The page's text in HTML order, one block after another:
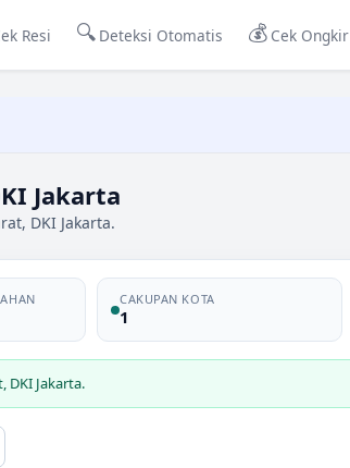
Resi 🔍 Deteksi Otomatis 💰 Cek Ongkir
Jakarta
DKI Jakarta.
CAKUPAN KOTA
1
DKI Jakarta.